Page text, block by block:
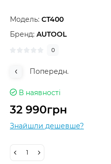
Модель: CT400
Бренд: AUTOOL
0
Попередн.
В наявності
32 990грн
Знайшли дешевше?